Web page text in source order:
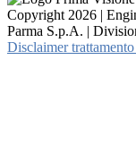
Copyright 2026 |
Parma S.p.A. |
Disclaimer